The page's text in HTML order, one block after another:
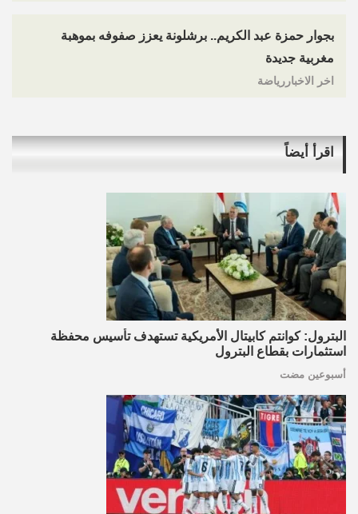
بجوار حمزة عبد الكريم.. برشلونة يعزز صفوفه بموهبة
مغربية جديدة
اخر الاخباررياضة
اقرأ أيضاً
البترول: كوانتم كابيتال الأمريكية تستهدف تأسيس محفظة
استثمارات بقطاع البترول
أسبوعين مضت